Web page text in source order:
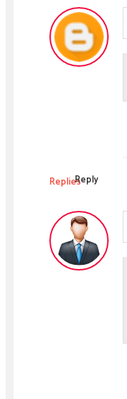
RepliesReply